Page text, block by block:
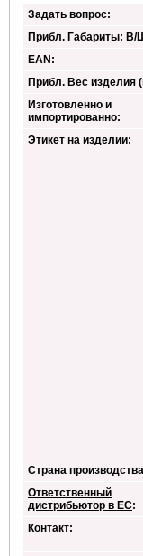
Задать вопрос:
Прибл. Габариты: В/
EAN:
Прибл. Вес изделия
Изготовленно и
импортированно:
Этикет на изделии:
Страна
Ответственный
дистрибьютор в ЕС:
Контакт: